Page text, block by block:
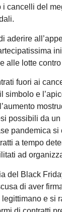
i cancelli del
aderire
alle lotte
fuori ai
simbolo e
possibili da
pandemica
a tempo
ad
del Black
di aver
e si